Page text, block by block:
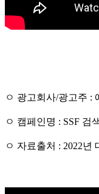
ㅇ 광고회사/광고주 :
ㅇ 캠페인명 : SSF 검
ㅇ 자료출처 : 2022년